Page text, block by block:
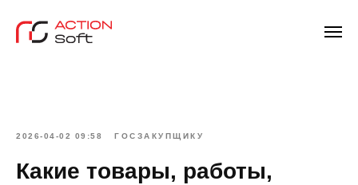
2026-04-02 09:58 ГОСЗАКУПЩИКУ
Какие товары, работы,